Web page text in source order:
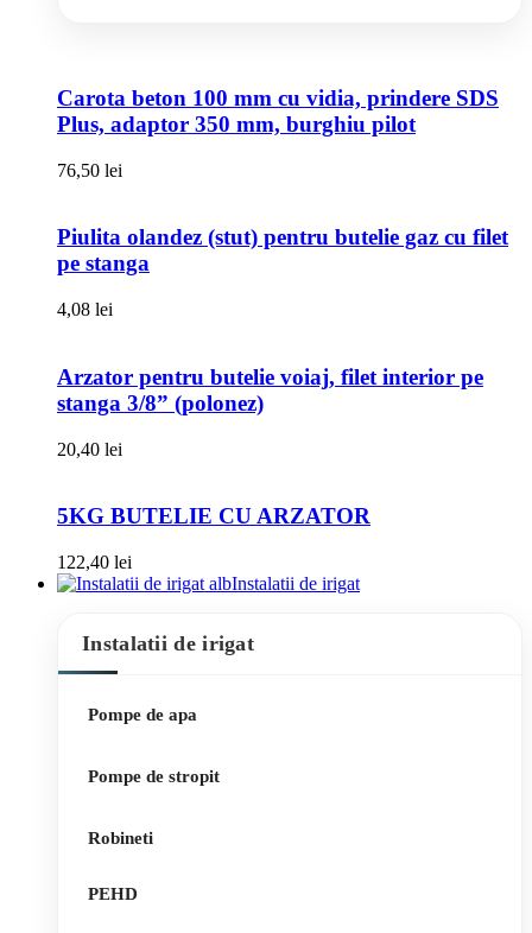
Carota beton 100 mm cu vidia, prindere SDS
Plus, adaptor 350 mm, burghiu pilot
76,50 lei
Piulita olandez (stut) pentru butelie gaz cu filet
pe stanga
4,08 lei
Arzator pentru butelie voiaj, filet interior pe
stanga 3/8” (polonez)
20,40 lei
5KG BUTELIE CU ARZATOR
122,40 lei
Instalatii de irigat
Instalatii de irigat
Pompe de apa
Pompe de stropit
Robineti
PEHD